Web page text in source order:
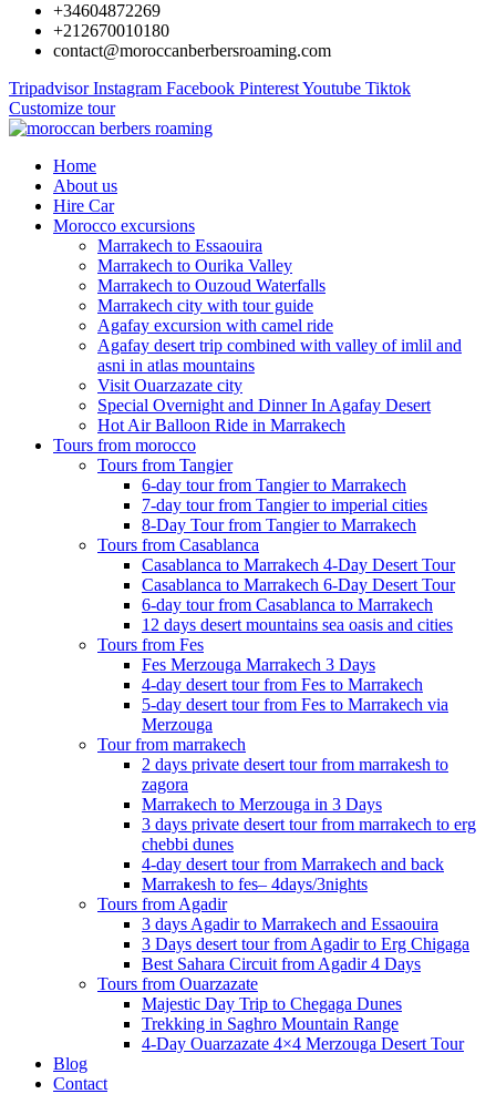
+34604872269
+212670010180
contact@moroccanberbersroaming.com
Tripadvisor Instagram Facebook PinterestYoutube Tiktok
Customize tour
Home
About us
Hire Car
Morocco excursions
Marrakech to Essaouira
Marrakech to Ourika Valley
Marrakech to Ouzoud Waterfalls
Marrakech city with tour guide
Agafay excursion with camel ride
Agafay desert trip combined with valley of imlil and
asni in atlas mountains
Visit Ouarzazate city
Special Overnight and Dinner In Agafay Desert
Hot Air Balloon Ride in Marrakech
Tours from morocco
Tours from Tangier
6-day tour from Tangier to Marrakech
7-day tour from Tangier to imperial cities
8-Day Tour from Tangier to Marrakech
Tours from Casablanca
Casablanca to Marrakech 4-Day Desert Tour
Casablanca to Marrakech 6-Day Desert Tour
6-day tour from Casablanca to Marrakech
12 days desert mountains sea oasis and cities
Tours from Fes
Fes Merzouga Marrakech 3 Days
4-day desert tour from Fes to Marrakech
5-day desert tour from Fes to Marrakech via
Merzouga
Tour from marrakech
2 days private desert tour from marrakesh to
zagora
Marrakech to Merzouga in 3 Days
3 days private desert tour from marrakech to erg
chebbi dunes
4-day desert tour from Marrakech and back
Marrakesh to fes– 4days/3nights
Tours from Agadir
3 days Agadir to Marrakech and Essaouira
3 Days desert tour from Agadir to Erg Chigaga
Best Sahara Circuit from Agadir 4 Days
Tours from Ouarzazate
Majestic Day Trip to Chegaga Dunes
Trekking in Saghro Mountain Range
4-Day Ouarzazate 4×4 Merzouga Desert Tour
Blog
Contact